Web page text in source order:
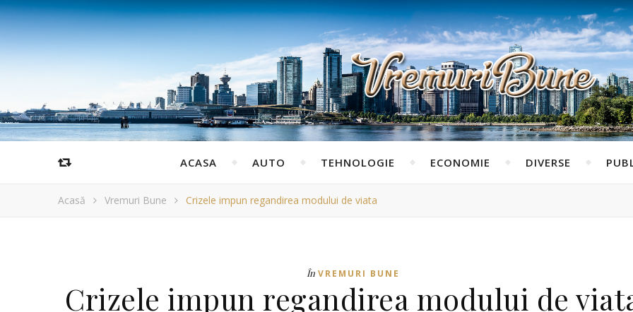
ACASA AUTO TEHNOLOGIE ECONOMIE DIVERSE
Acasă Vremuri Bune Crizele impun regandirea modului de viata
În VREMURI BUNE
Crizele impun regandirea modului de